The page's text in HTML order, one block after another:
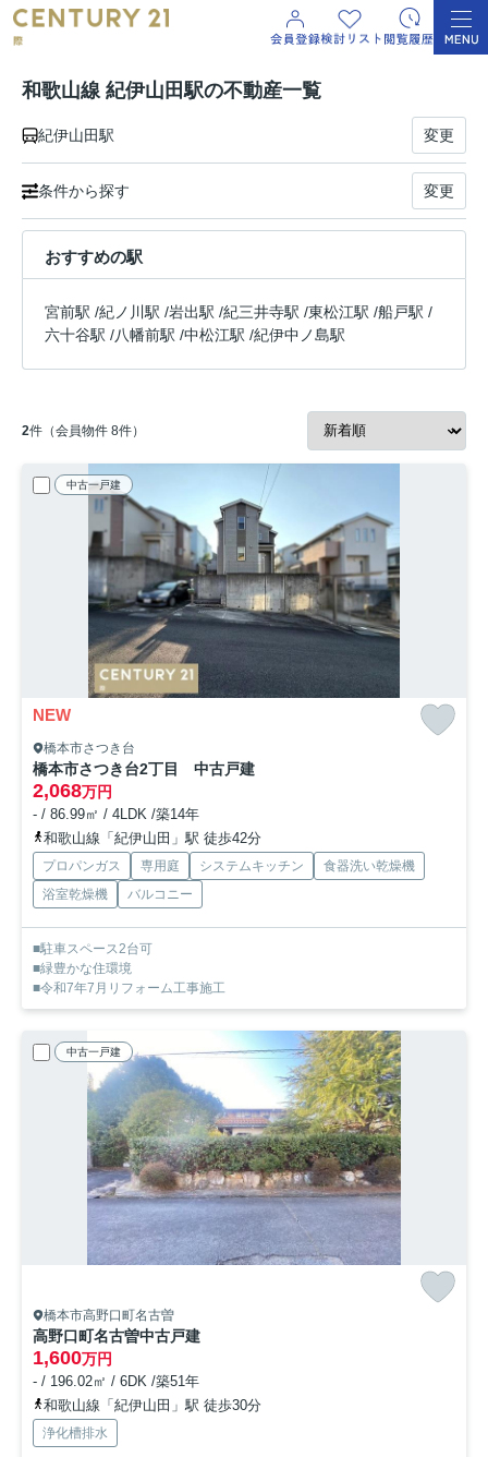
和歌山線 紀伊山田駅の不動産一覧
紀伊山田駅 変更
条件から探す 変更
おすすめの駅
宮前駅 /紀ノ川駅 /岩出駅 /紀三井寺駅 /東松江駅 /船戸駅 /
六十谷駅 /八幡前駅 /中松江駅 /紀伊中ノ島駅
2件（会員物件 8件）
中古一戸建
NEW
橋本市さつき台
橋本市さつき台2丁目 中古戸建
2,068万円
- / 86.99㎡ / 4LDK /築14年
和歌山線「紀伊山田」駅 徒歩42分
プロパンガス 専用庭 システムキッチン
食器洗い乾燥機
浴室乾燥機
バルコニー
■駐車スペース2台可
■緑豊かな住環境
■令和7年7月リフォーム工事施工
中古一戸建
橋本市高野口町名古曽
高野口町名古曽中古戸建
1,600万円
- / 196.02㎡ / 6DK /築51年
和歌山線「紀伊山田」駅 徒歩30分
浄化槽排水